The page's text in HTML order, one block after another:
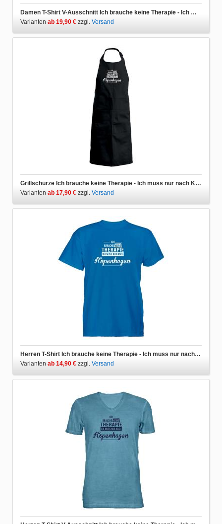
Damen T-Shirt V-Ausschnitt Ich brauche keine Therapie - Ich muss nur nach Kopenhagen
Varianten ab 19,90 € zzgl. Versand
Grillschürze Ich brauche keine Therapie - Ich muss nur nach Kopenhagen
Varianten ab 17,90 € zzgl. Versand
Herren T-Shirt Ich brauche keine Therapie - Ich muss nur nach Kopenhagen
Varianten ab 14,90 € zzgl. Versand